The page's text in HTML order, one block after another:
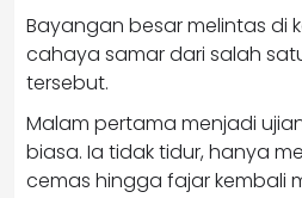
Bayangan besar melintas di
cahaya samar dari salah
tersebut.
Malam pertama menjadi
biasa. Ia tidak tidur, hanya
cemas hingga fajar kembali